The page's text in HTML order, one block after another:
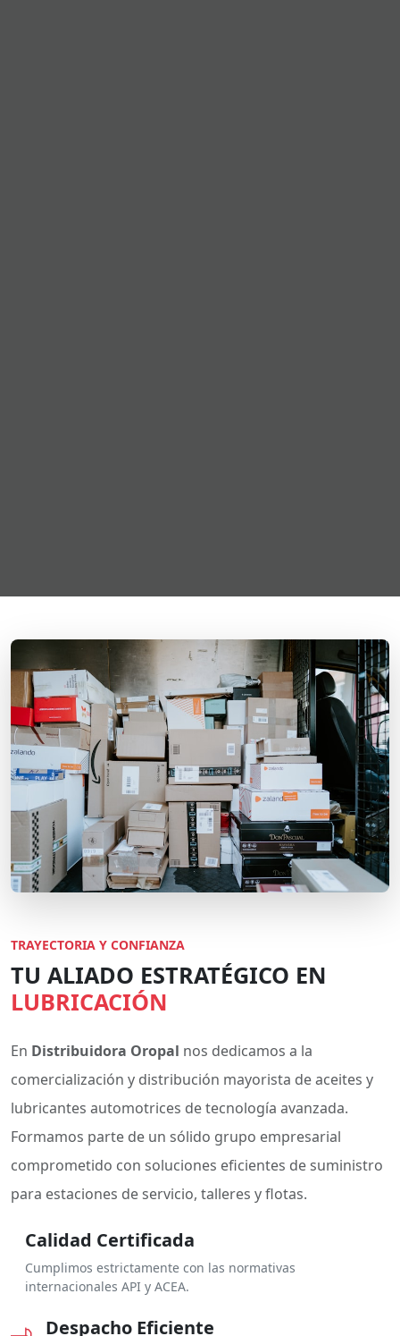
TRAYECTORIA Y CONFIANZA
TU ALIADO ESTRATÉGICO EN
LUBRICACIÓN
En Distribuidora Oropal nos dedicamos a la
comercialización y distribución mayorista de aceites y
lubricantes automotrices de tecnología avanzada.
Formamos parte de un sólido grupo empresarial
comprometido con soluciones eficientes de suministro
para estaciones de servicio, talleres y flotas.
Calidad Certificada
Cumplimos estrictamente con las normativas
internacionales API y ACEA.
Despacho Eficiente